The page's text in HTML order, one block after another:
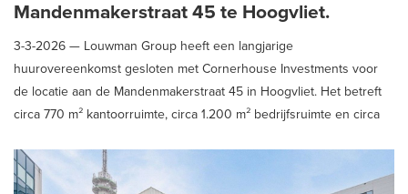
Mandenmakerstraat 45 te Hoogvliet.
3-3-2026 — Louwman Group heeft een langjarige
huurovereenkomst gesloten met Cornerhouse Investments voor
de locatie aan de Mandenmakerstraat 45 in Hoogvliet. Het betreft
circa 770 m² kantoorruimte, circa 1.200 m² bedrijfsruimte en circa
afgesloten terrein.